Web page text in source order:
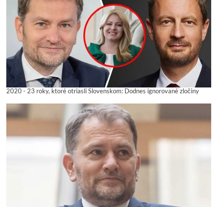
2020 - 23 roky, ktoré otriasli Slovenskom: Dodnes ignorované zločiny